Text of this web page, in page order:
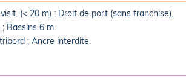
(< 20 m) ; Droit de port (sans franchise).
Bassins 6 m.
; Ancre interdite.